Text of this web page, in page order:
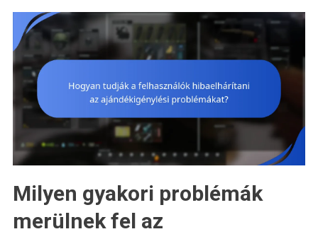
Milyen gyakori problémák
merülnek fel az